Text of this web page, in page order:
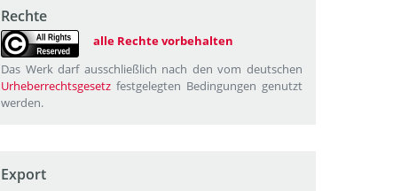
Rechte
alle Rechte vorbehalten
Das Werk darf ausschließlich nach den vom deutschen
Urheberrechtsgesetz festgelegten Bedingungen genutzt
werden.
Export